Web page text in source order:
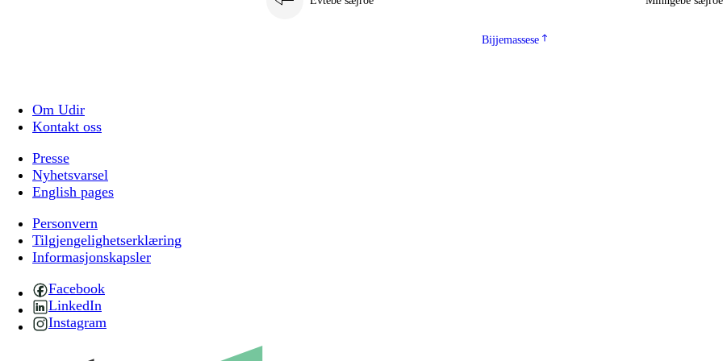
Bijjemassese
Om Udir
Kontakt oss
Presse
Nyhetsvarsel
English pages
Personvern
Tilgjengelighetserklæring
Informasjonskapsler
Facebook
LinkedIn
Instagram